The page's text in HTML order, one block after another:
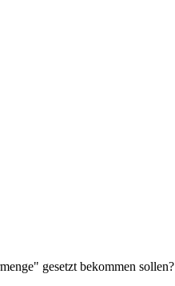
gesetzt bekommen sollen?